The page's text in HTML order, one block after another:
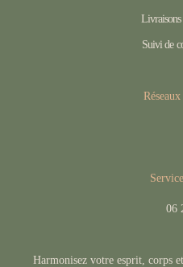
Suivi de
06
Harmonisez votre esprit, corps